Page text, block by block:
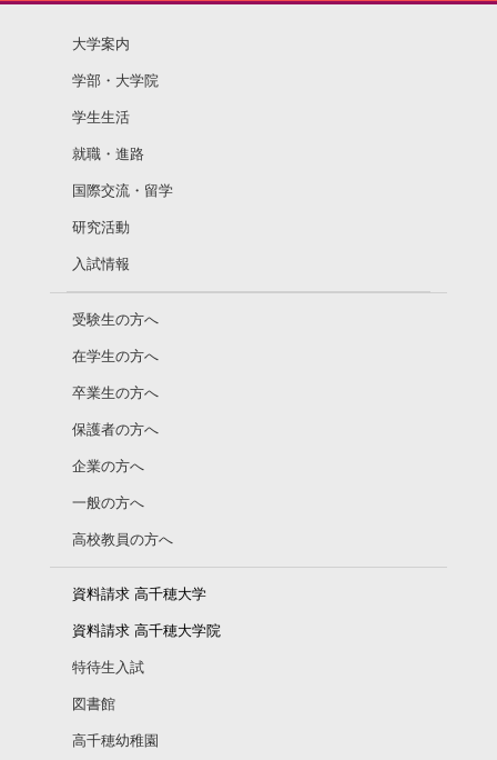
大学案内
学部・大学院
学生生活
就職・進路
国際交流・留学
研究活動
入試情報
受験生の方へ
在学生の方へ
卒業生の方へ
保護者の方へ
企業の方へ
一般の方へ
高校教員の方へ
資料請求 高千穂大学
資料請求 高千穂大学院
特待生入試
図書館
高千穂幼稚園